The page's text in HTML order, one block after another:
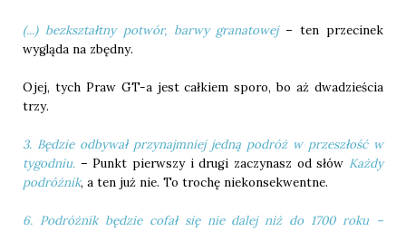
(...) bezkształtny potwór, barwy granatowej– ten przecinek
wygląda na zbędny.
Ojej, tych Praw GT-a jest całkiem sporo, bo aż dwadzieścia
trzy.
3. Będzie odbywał przynajmniej jedną podróż w przeszłość w
tygodniu. – Punkt pierwszy i drugi zaczynasz od słów Każdy
podróżnik, a ten już nie. To trochę niekonsekwentne.
6. Podróżnik będzie cofał się nie dalej niż do 1700 roku –